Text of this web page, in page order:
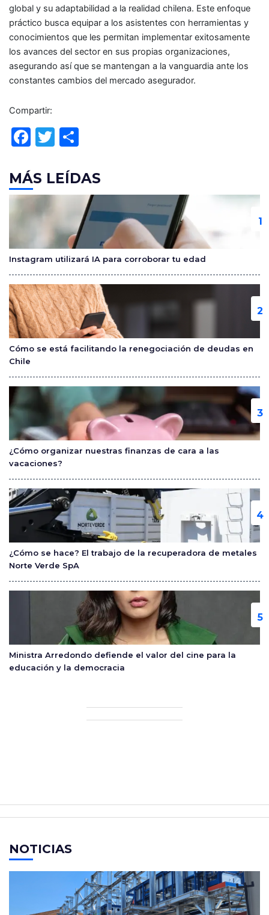
global y su adaptabilidad a la realidad chilena. Este enfoque
práctico busca equipar a los asistentes con herramientas y
conocimientos que les permitan implementar exitosamente
los avances del sector en sus propias organizaciones,
asegurando así que se mantengan a la vanguardia ante los
constantes cambios del mercado asegurador.
Compartir:
F
c
e
b
o
o
k
T
itt
er
m
p
ar
tir
MÁS LEÍDAS
Instagram utilizará IA para corroborar tu edad
Cómo se está facilitando la renegociación de deudas en
Chile
¿Cómo organizar nuestras finanzas de cara a las
vacaciones?
¿Cómo se hace? El trabajo de la recuperadora de metales
Norte Verde SpA
Ministra Arredondo defiende el valor del cine para la
educación y la democracia
NOTICIAS